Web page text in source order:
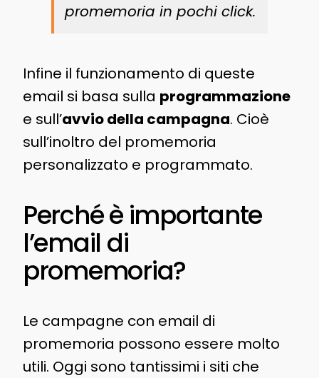
promemoria in pochi click.
Infine il funzionamento di queste
email si basa sulla programmazione
e sull’avvio della campagna. Cioè
sull’inoltro del promemoria
personalizzato e programmato.
Perché è importante
l’email di
promemoria?
Le campagne con email di
promemoria possono essere molto
utili. Oggi sono tantissimi i siti che